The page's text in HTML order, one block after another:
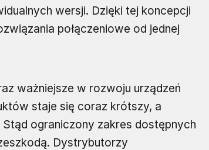
wersji. Dzięki tej koncepcji
połączeniowe od jednej
ważniejsze w rozwoju urządzeń
staje się coraz krótszy, a
ograniczony zakres dostępnych
Dystrybutorzy